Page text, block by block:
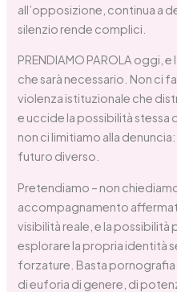
all’opposizione, continua a
silenzio rende complici.
PRENDIAMO PAROLA oggi,
che sarà necessario. Non ci
violenza istituzionale che
e uccide la possibilità stessa
non ci limitiamo alla
futuro diverso.
Pretendiamo – non
accompagnamento
visibilità reale, e la possibilità
esplorare la propria identità
forzature. Basta
di euforia di genere, di